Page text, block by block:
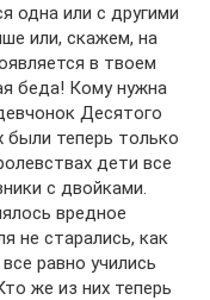
одна или с другими
или, скажем, на
в твоем
беда! Кому нужна
Десятого
были теперь только
дети все
с двойками.
вредное
не старались, как
равно учились
же из них теперь